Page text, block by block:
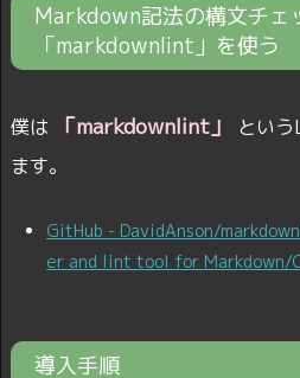
Markdown記法の構文チェ
「markdownlint」を使う
僕は 「markdownlint」
とい
ます。
GitHub - DavidAnson/
er and lint tool for Markdown/
導入手順